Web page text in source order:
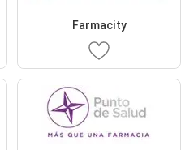
Farmacity